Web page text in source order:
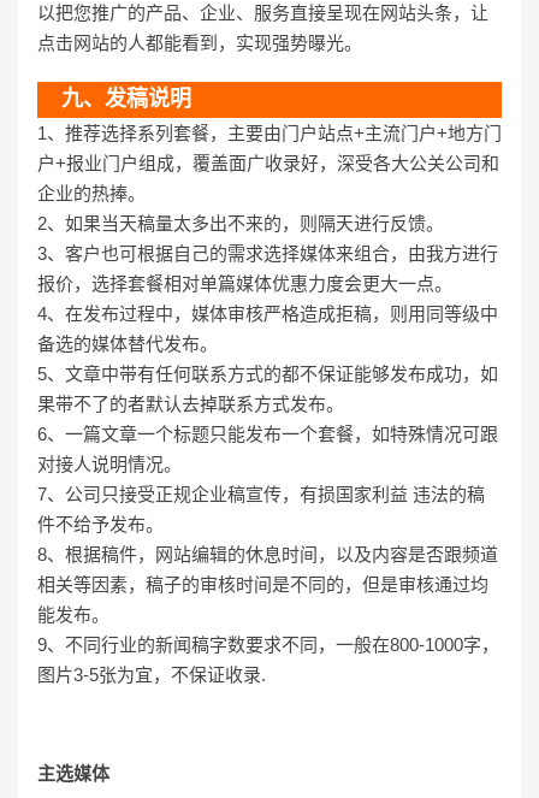
以把您推广的产品、企业、服务直接呈现在网站头条，让
点击网站的人都能看到，实现强势曝光。
九、发稿说明
1、推荐选择系列套餐，主要由门户站点+主流门户+地方门
户+报业门户组成，覆盖面广收录好，深受各大公关公司和
企业的热捧。
2、如果当天稿量太多出不来的， 则 隔天进行反馈。
3、客户也可根据自己的需求选择媒体来组合，由我方进行
报价，选择套餐相对单篇媒体优惠力度会更大一点。
4、在发布过程中，媒体审核严格造成拒稿，则用同等级中
备选的媒体替代发布。
5、文章中带有任何联系方式的都不保证能够发布成功，如
果带不了的者默认去掉联系方式发布。
6、一篇文章一个标题只能发布一个套餐，如特殊情况可跟
对接人说明情况。
7、公司只接受正规企业稿宣传，有损国家利益 违法的稿
件不给予发布。
8、根据稿件，网站编辑的休息时间，以及内容是否跟频道
相关等因素，稿子的审核时间是不同的，但是审核通过均
能发布。
9、不同行业的新闻稿字数要求不同，一般在800-1000字，
图片3-5张为宜，不保证收录.
主选媒体